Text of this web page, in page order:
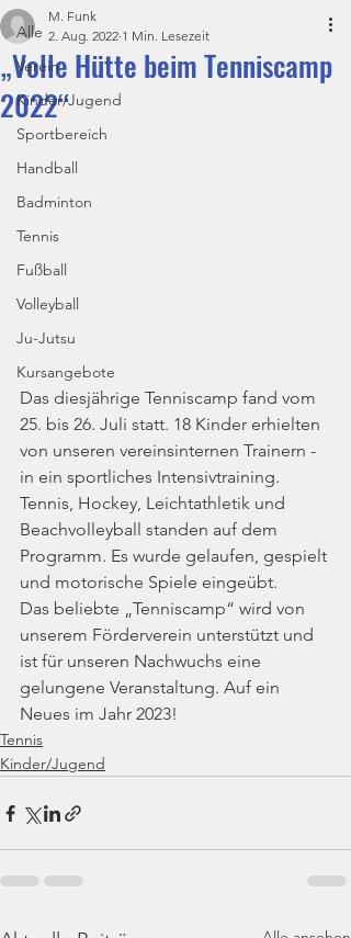
Alle
Verein
Kinder/Jugend
Sportbereich
Handball
Badminton
Tennis
Fußball
Volleyball
Ju-Jutsu
Kursangebote
„Volle Hütte beim Tenniscamp
2022“
M. Funk
2. Aug. 2022 1 Min. Lesezeit
Das diesjährige Tenniscamp fand vom
25. bis 26. Juli statt. 18 Kinder erhielten
von unseren vereinsinternen Trainern -
in ein sportliches Intensivtraining.
Tennis, Hockey, Leichtathletik und
Beachvolleyball standen auf dem
Programm. Es wurde gelaufen, gespielt
und motorische Spiele eingeübt.
Das beliebte „Tenniscamp“ wird von
unserem Förderverein unterstützt und
ist für unseren Nachwuchs eine
gelungene Veranstaltung. Auf ein
Neues im Jahr 2023!
Tennis
Kinder/Jugend